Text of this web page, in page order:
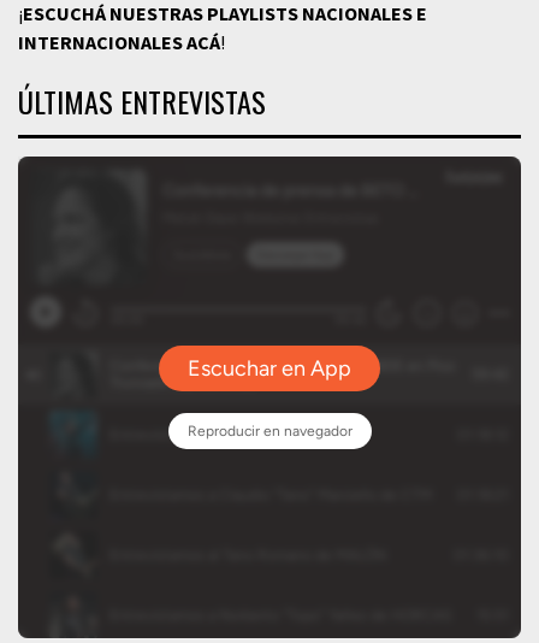
¡ESCUCHÁ NUESTRAS PLAYLISTS NACIONALES E
INTERNACIONALESACÁ!
ÚLTIMAS ENTREVISTAS